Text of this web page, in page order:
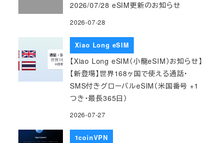
2026/07/28 eSIM更新のお知らせ
2026-07-28
Xiao Long eSIM
【Xiao Long eSIM（小龍eSIM）お知らせ】
【新登場】世界168ヶ国で使える通話・
SMS付きグローバルeSIM（米国番号 +1
つき・最長365日）
2026-07-27
1coinVPN